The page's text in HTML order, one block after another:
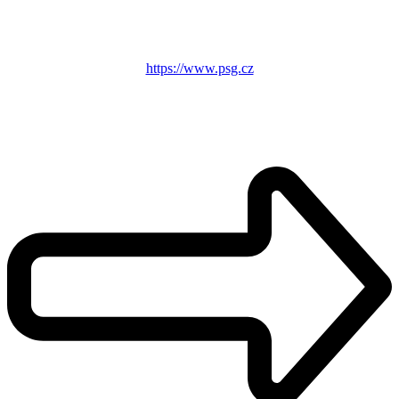
https://www.psg.cz